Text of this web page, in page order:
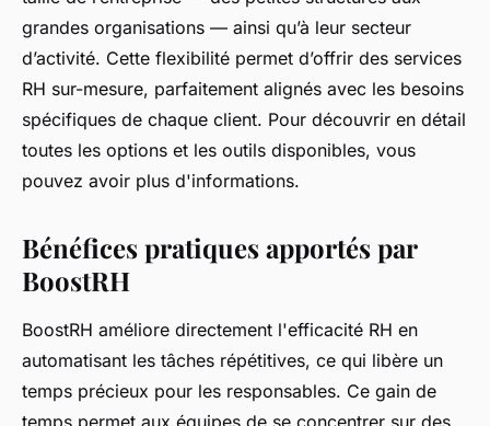
grandes organisations — ainsi qu’à leur secteur
d’activité. Cette flexibilité permet d’offrir des services
RH sur-mesure, parfaitement alignés avec les besoins
spécifiques de chaque client. Pour découvrir en détail
toutes les options et les outils disponibles, vous
pouvez avoir plus d'informations.
Bénéfices pratiques apportés par
BoostRH
BoostRH améliore directement l'efficacité RH en
automatisant les tâches répétitives, ce qui libère un
temps précieux pour les responsables. Ce gain de